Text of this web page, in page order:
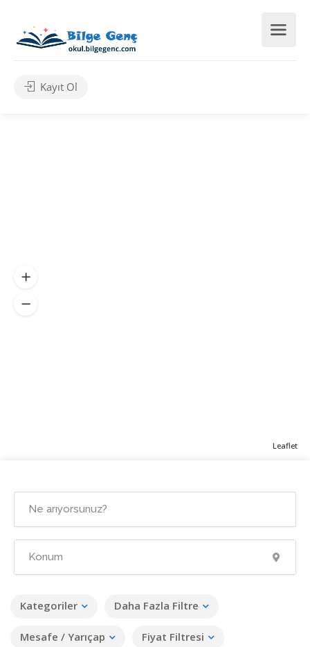
Kayıt Ol
Kategoriler Daha Fazla Filtre
Mesafe / Yarıçap Fiyat Filtresi
Leaflet